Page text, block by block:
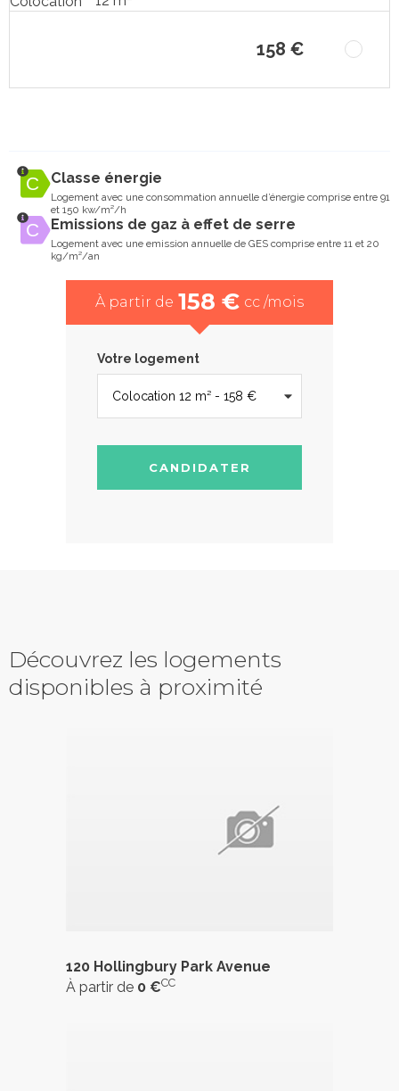
158 €
Classe énergie
Logement avec une consommation annuelle d’énergie comprise entre 91
et 150 kw/m²/h
Emissions de gaz à effet de serre
Logement avec une emission annuelle de GES comprise entre 11 et 20
kg/m²/an
À partir de 158 € cc /mois
Votre logement
CANDIDATER
Découvrez les logements
disponibles à proximité
120 Hollingbury Park Avenue
À partir de 0 €CC